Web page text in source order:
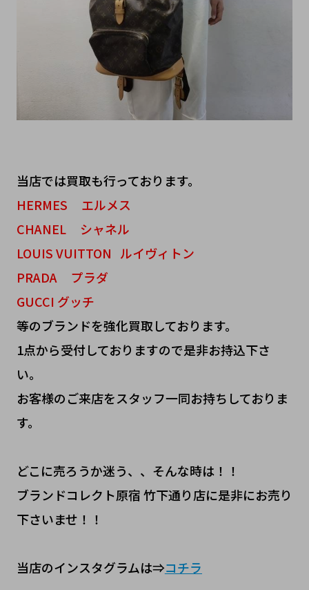
当店では買取も行っております。
HERMES エルメス
CHANEL シャネル
LOUIS VUITTON ルイヴィトン
PRADA プラダ
GUCCI グッチ
等のブランドを強化買取しております。
1点から受付しておりますので是非お持込下さ
い。
お客様のご来店をスタッフ一同お持ちしておりま
す。
どこに売ろうか迷う、、そんな時は！！
ブランドコレクト原宿 竹下通り店に是非にお売り
下さいませ！！
当店のインスタグラムは⇒コチラ